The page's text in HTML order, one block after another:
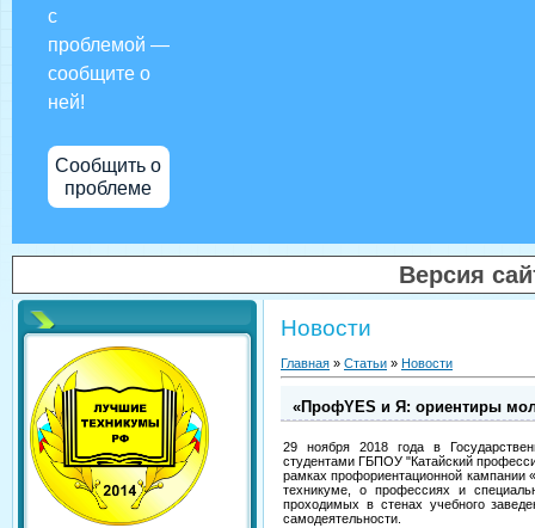
с
проблемой —
сообщите о
ней!
Сообщить о
проблеме
Версия
Новости
Главная » Статьи » Новости
«ПрофYES и Я: ориентиры
29 ноября 2018 года в
студентами ГБПОУ "Катайский
рамках профориентационной
техникуме, о профессиях и
проходимых в стенах учебного
самодеятельности.